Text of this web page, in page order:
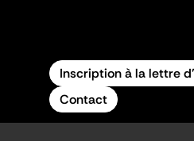
Inscription à la lettre
Contact